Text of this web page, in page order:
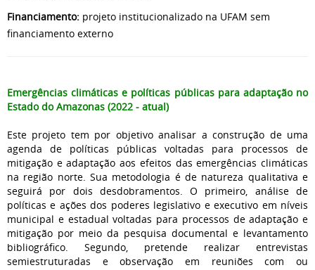
Financiamento: projeto institucionalizado na UFAM sem
financiamento externo
Emergências climáticas e políticas públicas para adaptação no
Estado do Amazonas (2022 - atual)
Este projeto tem por objetivo analisar a construção de uma
agenda de políticas públicas voltadas para processos de
mitigação e adaptação aos efeitos das emergências climáticas
na região norte. Sua metodologia é de natureza qualitativa e
seguirá por dois desdobramentos. O primeiro, análise de
políticas e ações dos poderes legislativo e executivo em níveis
municipal e estadual voltadas para processos de adaptação e
mitigação por meio da pesquisa documental e levantamento
bibliográfico. Segundo, pretende realizar entrevistas
semiestruturadas e observação em reuniões com ou